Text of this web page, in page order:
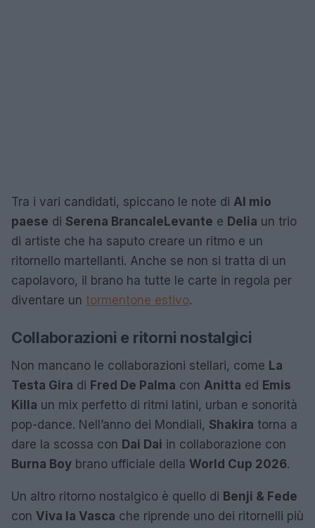
Tra i vari candidati, spiccano le note di Al mio
paese di Serena Brancale Levante e Delia un trio
di artiste che ha saputo creare un ritmo e un
ritornello martellanti. Anche se non si tratta di un
capolavoro, il brano ha tutte le carte in regola per
diventare un tormentone estivo.
Collaborazioni e ritorni nostalgici
Non mancano le collaborazioni stellari, come La
Testa Gira di Fred De Palma con Anitta ed Emis
Killa un mix perfetto di ritmi latini, urban e sonorità
pop-dance. Nell’anno dei Mondiali, Shakira torna a
dare la scossa con Dai Dai in collaborazione con
Burna Boy brano ufficiale della World Cup 2026.
Un altro ritorno nostalgico è quello di Benji & Fede
con Viva la Vasca che riprende uno dei ritornelli più